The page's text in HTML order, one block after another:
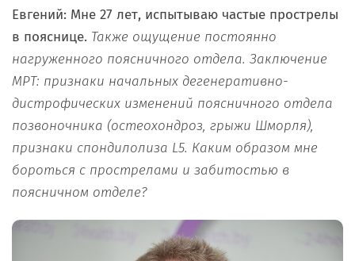
Евгений: Мне 27 лет, испытываю частые прострелы
в пояснице. Также ощущение постоянно
нагруженного поясничного отдела. Заключение
МРТ: признаки начальных дегенеративно-
дистрофических изменений поясничного отдела
позвоночника (остеохондроз, грыжи Шморля),
признаки спондилолиза L5. Каким образом мне
бороться с прострелами и забитостью в
поясничном отделе?